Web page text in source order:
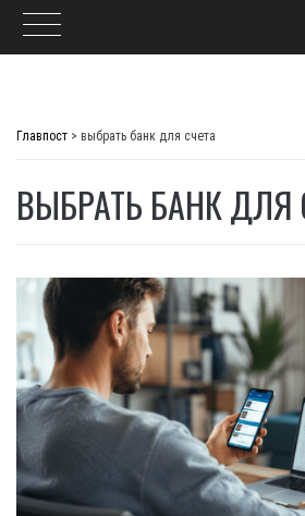
Главпост > выбрать банк для счета
ВЫБРАТЬ БАНК ДЛЯ